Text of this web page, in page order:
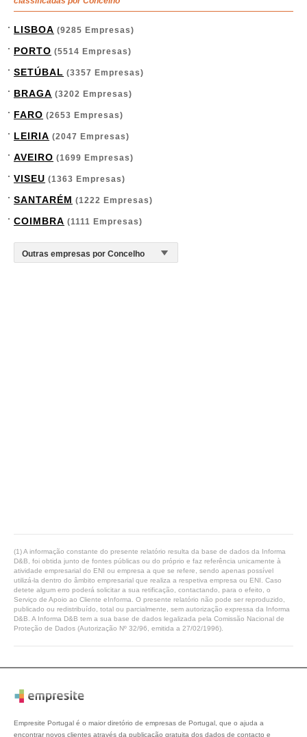
LISBOA (9285 Empresas)
PORTO (5514 Empresas)
SETÚBAL (3357 Empresas)
BRAGA (3202 Empresas)
FARO (2653 Empresas)
LEIRIA (2047 Empresas)
AVEIRO (1699 Empresas)
VISEU (1363 Empresas)
SANTARÉM (1222 Empresas)
COIMBRA (1111 Empresas)
(1) A informação constante do presente relatório resulta da base de dados da Informa
D&B, foi obtida junto de fontes públicas ou do próprio e faz referência unicamente à
atividade empresarial do ENI ou empresa a que se refere, sendo apenas possível
utilizá-la dentro do âmbito empresarial que realiza a respetiva empresa ou ENI. Caso
detete algum erro poderá solicitar a sua retificação, contactando, para o efeito, o
Serviço de Apoio ao Cliente eInforma. O presente relatório não pode ser reproduzido,
publicado ou redistribuído, total ou parcialmente, sem autorização expressa da Informa
D&B. A Informa D&B tem a sua base de dados legalizada pela Comissão Nacional de
Proteção de Dados (Autorização Nº 32/96, emitida a 27/02/1996).
Empresite Portugal é o maior diretório de empresas de Portugal, que o ajuda a
encontrar novos clientes através da publicação gratuita dos dados de contacto e